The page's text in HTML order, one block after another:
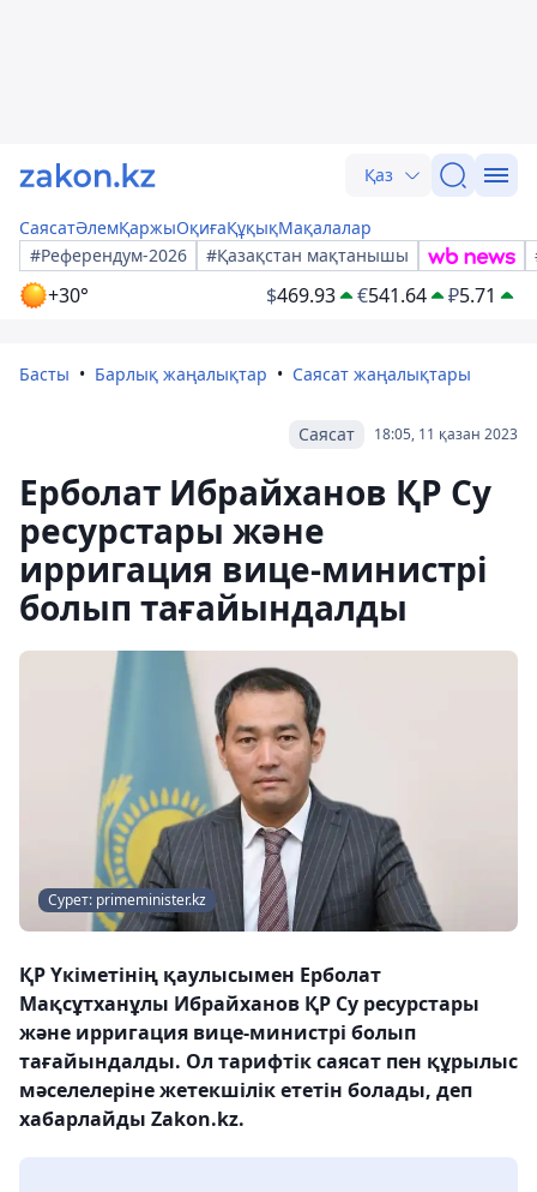
Қаз
СаясатӘлемҚаржыОқиғаҚұқықМақалалар
#Референдум-2026
#Қазақстан мақтанышы
+30° $469.93 €541.64 ₽5.71
Басты Барлық жаңалықтар Саясат жаңалықтары
18:05, 11 қазан 2023
Саясат
Ерболат Ибрайханов ҚР Су
ресурстары және
ирригация вице-министрі
болып тағайындалды
Сурет: primeminister.kz
ҚР Үкіметінің қаулысымен Ерболат
Мақсұтханұлы Ибрайханов ҚР Су ресурстары
және ирригация вице-министрі болып
тағайындалды. Ол тарифтік саясат пен құрылыс
мәселелеріне жетекшілік ететін болады, деп
хабарлайды Zakon.kz.